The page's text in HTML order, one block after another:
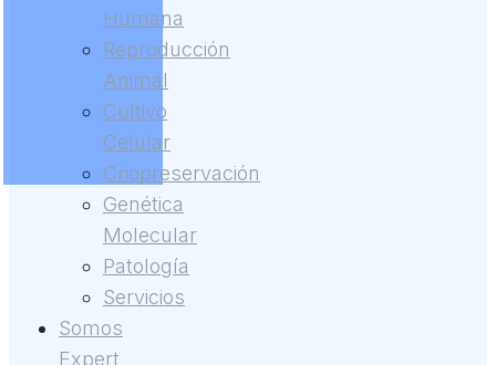
Humana
Reproducción
Animal
Cultivo
Celular
Criopreservación
Genética
Molecular
Patología
Servicios
Somos
Expert